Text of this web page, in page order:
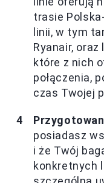
trasie
linii, w tym
Ryanair,
które z nich
połączenia,
czas Twojej
posiadasz
i że Twój
konkretnych